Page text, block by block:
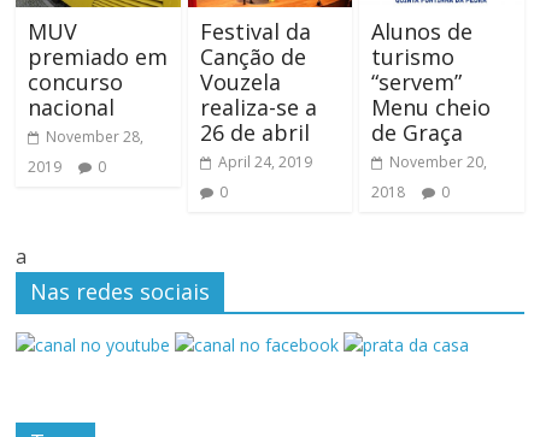
MUV
premiado em
concurso
nacional
November 28,
2019
0
Festival da
Canção de
Vouzela
realiza-se a
26 de abril
April 24, 2019
0
Alunos de
turismo
“servem”
Menu cheio
de Graça
November 20,
2018
0
a
Nas redes sociais